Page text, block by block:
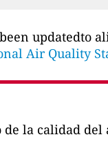
updatedto
Air Quality
de la calidad